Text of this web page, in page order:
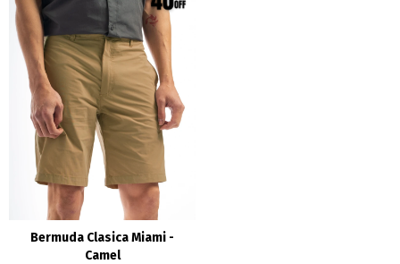
Bermuda Clasica Miami -
Camel